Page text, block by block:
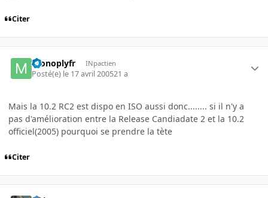
Citer
monoplyfr INpactien
Posté(e) le 17 avril 200521 a
Mais la 10.2 RC2 est dispo en ISO aussi donc........ si il n'y a
pas d'amélioration entre la Release Candiadate 2 et la 10.2
officiel(2005) pourquoi se prendre la tète
Citer